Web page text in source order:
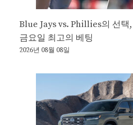
Blue Jays vs. Phillies의 선택
금요일 최고의 베팅
2026년 08월 08일